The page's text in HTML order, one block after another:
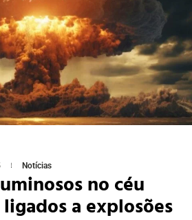
Notícias
no céu
a explosões